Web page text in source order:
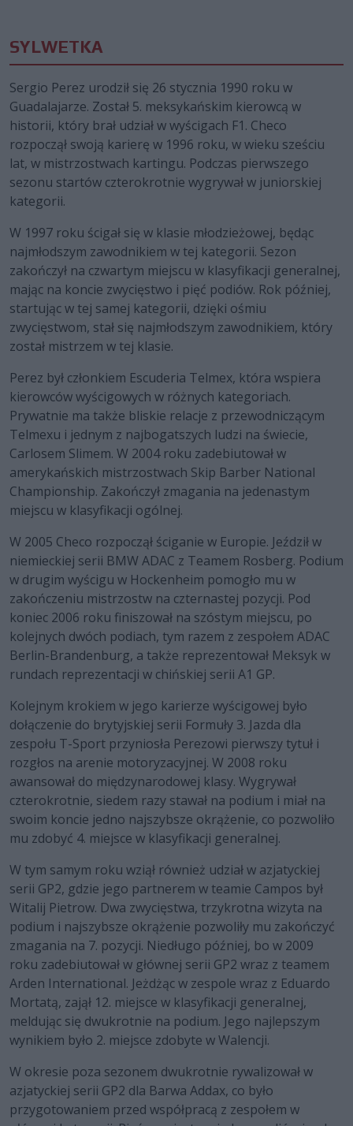
SYLWETKA
Sergio Perez urodził się 26 stycznia 1990 roku w
Guadalajarze. Został 5. meksykańskim kierowcą w
historii, który brał udział w wyścigach F1. Checo
rozpoczął swoją karierę w 1996 roku, w wieku sześciu
lat, w mistrzostwach kartingu. Podczas pierwszego
sezonu startów czterokrotnie wygrywał w juniorskiej
kategorii.
W 1997 roku ścigał się w klasie młodzieżowej, będąc
najmłodszym zawodnikiem w tej kategorii. Sezon
zakończył na czwartym miejscu w klasyfikacji generalnej,
mając na koncie zwycięstwo i pięć podiów. Rok później,
startując w tej samej kategorii, dzięki ośmiu
zwycięstwom, stał się najmłodszym zawodnikiem, który
został mistrzem w tej klasie.
Perez był członkiem Escuderia Telmex, która wspiera
kierowców wyścigowych w różnych kategoriach.
Prywatnie ma także bliskie relacje z przewodniczącym
Telmexu i jednym z najbogatszych ludzi na świecie,
Carlosem Slimem. W 2004 roku zadebiutował w
amerykańskich mistrzostwach Skip Barber National
Championship. Zakończył zmagania na jedenastym
miejscu w klasyfikacji ogólnej.
W 2005 Checo rozpoczął ściganie w Europie. Jeździł w
niemieckiej serii BMW ADAC z Teamem Rosberg. Podium
w drugim wyścigu w Hockenheim pomogło mu w
zakończeniu mistrzostw na czternastej pozycji. Pod
koniec 2006 roku finiszował na szóstym miejscu, po
kolejnych dwóch podiach, tym razem z zespołem ADAC
Berlin-Brandenburg, a także reprezentował Meksyk w
rundach reprezentacji w chińskiej serii A1 GP.
Kolejnym krokiem w jego karierze wyścigowej było
dołączenie do brytyjskiej serii Formuły 3. Jazda dla
zespołu T-Sport przyniosła Perezowi pierwszy tytuł i
rozgłos na arenie motoryzacyjnej. W 2008 roku
awansował do międzynarodowej klasy. Wygrywał
czterokrotnie, siedem razy stawał na podium i miał na
swoim koncie jedno najszybsze okrążenie, co pozwoliło
mu zdobyć 4. miejsce w klasyfikacji generalnej.
W tym samym roku wziął również udział w azjatyckiej
serii GP2, gdzie jego partnerem w teamie Campos był
Witalij Pietrow. Dwa zwycięstwa, trzykrotna wizyta na
podium i najszybsze okrążenie pozwoliły mu zakończyć
zmagania na 7. pozycji. Niedługo później, bo w 2009
roku zadebiutował w głównej serii GP2 wraz z teamem
Arden International. Jeżdżąc w zespole wraz z Eduardo
Mortatą, zajął 12. miejsce w klasyfikacji generalnej,
meldując się dwukrotnie na podium. Jego najlepszym
wynikiem było 2. miejsce zdobyte w Walencji.
W okresie poza sezonem dwukrotnie rywalizował w
azjatyckiej serii GP2 dla Barwa Addax, co było
przygotowaniem przed współpracą z zespołem w